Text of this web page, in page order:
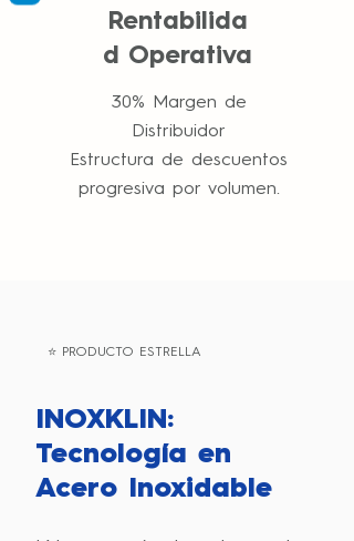
Rentabilida
d Operativa
30% Margen de
Distribuidor
Estructura de descuentos
progresiva por volumen.
⭐ PRODUCTO ESTRELLA
INOXKLIN:
Tecnología en
Acero Inoxidable